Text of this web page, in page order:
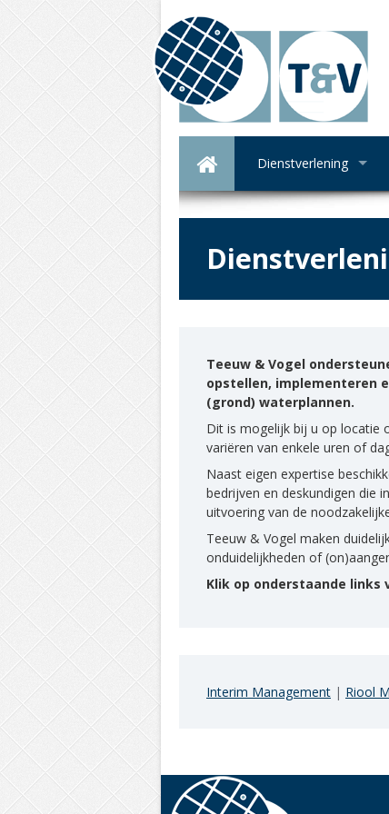
Dienstverlening
Teeuw & Vogel
opstellen, implementeren
(grond) waterplannen.
Dit is mogelijk bij u op locatie
variëren van enkele uren of
Naast eigen expertise
bedrijven en deskundigen die
uitvoering van de
Teeuw & Vogel maken
onduidelijkheden of
Klik op onderstaande links
Interim Management | Riool